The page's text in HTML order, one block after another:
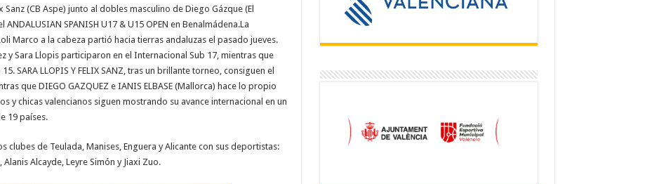
(CB Aspe) junto al dobles masculino de Diego Gázque (El
SPANISH U17 & U15 OPEN en Benalmádena.La
Marco a la cabeza partió hacia tierras andaluzas el pasado jueves.
y Sara Llopis participaron en el Internacional Sub 17, mientras que
SARA LLOPIS Y FELIX SANZ, tras un brillante torneo, consiguen el
que DIEGO GAZQUEZ e IANIS ELBASE (Mallorca) hace lo propio
y chicas valencianos siguen mostrando su avance internacional en un
19 países.
clubes de Teulada, Manises, Enguera y Alicante con sus deportistas:
Alanis Alcayde, Leyre Simón y Jiaxi Zuo.